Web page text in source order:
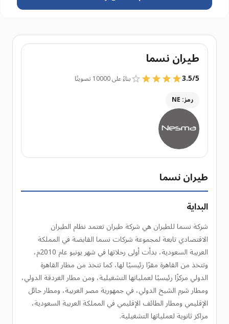
طيران نسما
3.5/5
بناءً على 10000 تصويتًا
رمز: NE
طيران نسما
البداية
شركة نسما للطيران هي شركة طيران تعتمد نظام الطيران
الاقتصادي تابعة لمجموعة شركات نسما القابضة في المملكة
العربية السعودية، بدأت أولى رحلاتها في شهر يونيو عام 2010م،
وتتخذ من القاهرة مقرًا رئيسيًا لها، كما تتخذ من مطار القاهرة
الدولي مركزًا رئيسيًا لعملياتها التشغيلية، ومن مطار الغردقة الدولي،
ومطار شرم الشيخ الدولي، في جمهورية مصر العربية، ومطار حائل
الإقليمي ومطار الطائف الإقليمي في المملكة العربية السعودية،
مراكز ثانوية لعملياتها التشغيلية.